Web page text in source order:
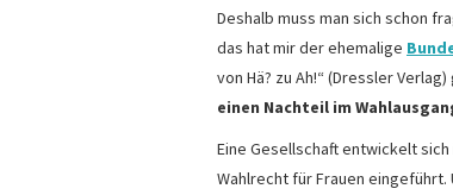
Deshalb muss man sich schon
das hat mir der ehemalige
von Hä? zu Ah!“ (Dressler
einen Nachteil im
Eine Gesellschaft entwickelt
Wahlrecht für Frauen eingeführt.